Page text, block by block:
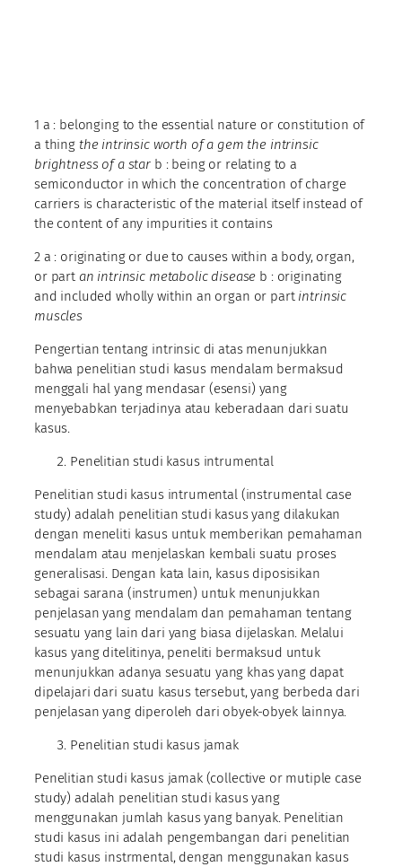
1 a : belonging to the essential nature or constitution of
a thing the intrinsic worth of a gem the intrinsic
brightness of a star b : being or relating to a
semiconductor in which the concentration of charge
carriers is characteristic of the material itself instead of
the content of any impurities it contains
2 a : originating or due to causes within a body, organ,
or part an intrinsic metabolic disease b : originating
and included wholly within an organ or part intrinsic
muscles
Pengertian tentang intrinsic di atas menunjukkan
bahwa penelitian studi kasus mendalam bermaksud
menggali hal yang mendasar (esensi) yang
menyebabkan terjadinya atau keberadaan dari suatu
kasus.
Penelitian studi kasus intrumental
Penelitian studi kasus intrumental (instrumental case
study) adalah penelitian studi kasus yang dilakukan
dengan meneliti kasus untuk memberikan pemahaman
mendalam atau menjelaskan kembali suatu proses
generalisasi. Dengan kata lain, kasus diposisikan
sebagai sarana (instrumen) untuk menunjukkan
penjelasan yang mendalam dan pemahaman tentang
sesuatu yang lain dari yang biasa dijelaskan. Melalui
kasus yang ditelitinya, peneliti bermaksud untuk
menunjukkan adanya sesuatu yang khas yang dapat
dipelajari dari suatu kasus tersebut, yang berbeda dari
penjelasan yang diperoleh dari obyek-obyek lainnya.
Penelitian studi kasus jamak
Penelitian studi kasus jamak (collective or mutiple case
study) adalah penelitian studi kasus yang
menggunakan jumlah kasus yang banyak. Penelitian
studi kasus ini adalah pengembangan dari penelitian
studi kasus instrmental, dengan menggunakan kasus